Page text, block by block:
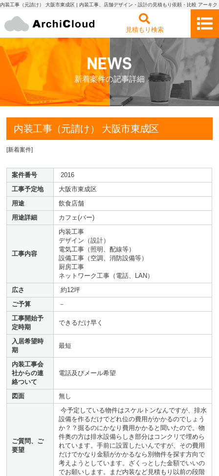
内装工事（元請け） 大阪市東成区 | 内装工事、店舗デザイン・設計の見積もり依頼・比較 アーキク
見積もり検索
新着案件の記事詳細
内装工事（元請け） 大阪市東成区
[新着案件]
案件番号
2016
工事予定地
大阪市東成区
用途
飲食店舗
用途詳細
カフェ(バー)
工事内容
内装工事
デザイン（設計）
電気工事（照明、配線等）
設備工事（空調、消防設備等）
厨房工事
ネットワーク工事（電話、LAN）
広さ
約12坪
ご予算
－
工事開始予
定時期
できるだけ早く
入居希望時
期
最短
内装工事会
社からの連
絡ついて
電話及びメール希望
図面 無し
ご質問、ご
要望
今予定している物件はスケルトンなんですが、排水
設備を作るだけでどれ位の費用がかかるのでしょう
か？？掘るのにかなり費用かかると聞いたので。物
件奥の方は排水設備らしき部分はコンクリで埋めら
れています。手前に設置したいんですが、その費用
だけでかなり金額がかかるなら別物件を探す方向で
考えようとしています。ざくっとした金額でいいの
でお願いします。まだ内装など見積もり以前の段階